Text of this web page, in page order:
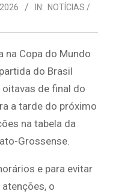
IN: NOTÍCIAS /
na Copa do Mundo
do Brasil
de final do
a tarde do próximo
na tabela da
Grossense.
e para evitar
o